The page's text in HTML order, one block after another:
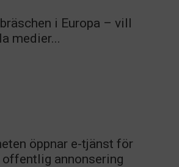
i Europa – vill
medier...
öppnar e-tjänst för
annonsering